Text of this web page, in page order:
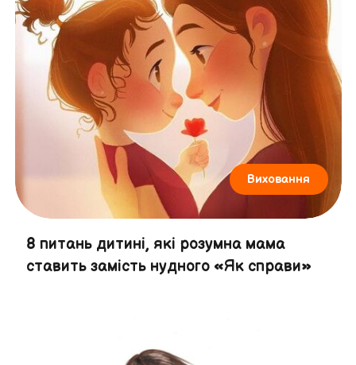
Виховання
8 питань дитині, які розумна мама
ставить замість нудного «Як справи»